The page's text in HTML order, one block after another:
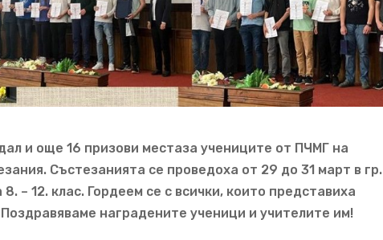
и още 16 призови местаза учениците от ПЧМГ на
Състезанията се проведоха от 29 до 31 март в гр.
– 12. клас. Гордеем се с всички, които представиха
наградените ученици и учителите им!